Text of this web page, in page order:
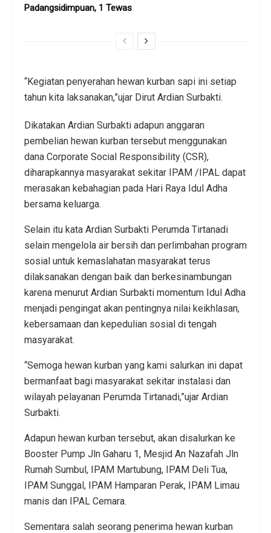
Padangsidimpuan, 1 Tewas
“Kegiatan penyerahan hewan kurban sapi ini setiap
tahun kita laksanakan,”ujar Dirut Ardian Surbakti.
Dikatakan Ardian Surbakti adapun anggaran
pembelian hewan kurban tersebut menggunakan
dana Corporate Social Responsibility (CSR),
diharapkannya masyarakat sekitar IPAM /IPAL dapat
merasakan kebahagian pada Hari Raya Idul Adha
bersama keluarga.
Selain itu kata Ardian Surbakti Perumda Tirtanadi
selain mengelola air bersih dan perlimbahan program
sosial untuk kemaslahatan masyarakat terus
dilaksanakan dengan baik dan berkesinambungan
karena menurut Ardian Surbakti momentum Idul Adha
menjadi pengingat akan pentingnya nilai keikhlasan,
kebersamaan dan kepedulian sosial di tengah
masyarakat.
“Semoga hewan kurban yang kami salurkan ini dapat
bermanfaat bagi masyarakat sekitar instalasi dan
wilayah pelayanan Perumda Tirtanadi,”ujar Ardian
Surbakti.
Adapun hewan kurban tersebut, akan disalurkan ke
Booster Pump Jln Gaharu 1, Mesjid An Nazafah Jln
Rumah Sumbul, IPAM Martubung, IPAM Deli Tua,
IPAM Sunggal, IPAM Hamparan Perak, IPAM Limau
manis dan IPAL Cemara.
Sementara salah seorang penerima hewan kurban